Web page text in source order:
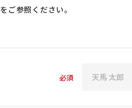
をご参照ください。
必須